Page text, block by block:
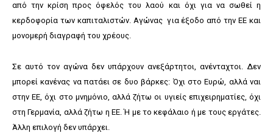
από την κρίση προς όφελός του λαού και όχι για να σωθεί η
κερδοφορία των καπιταλιστών. Αγώνας για έξοδο από την ΕΕ και
μονομερή διαγραφή του χρέους.
Σε αυτό τον αγώνα δεν υπάρχουν ανεξάρτητοι, ανένταχτοι. Δεν
μπορεί κανένας να πατάει σε δυο βάρκες: Όχι στο Ευρώ, αλλά ναι
στην ΕΕ, όχι στο μνημόνιο, αλλά ζήτω οι υγιείς επιχειρηματίες, όχι
στη Γερμανία, αλλά ζήτω η ΕΕ. Ή με το κεφάλαιο ή με τους εργάτες.
Άλλη επιλογή δεν υπάρχει.